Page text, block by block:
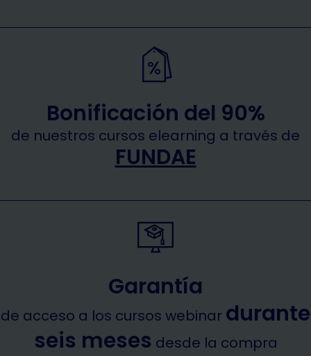
Bonificación del 90%
de nuestros cursos elearning a través de
FUNDAE
Garantía
de acceso a los cursos webinar durante
seis meses desde la compra